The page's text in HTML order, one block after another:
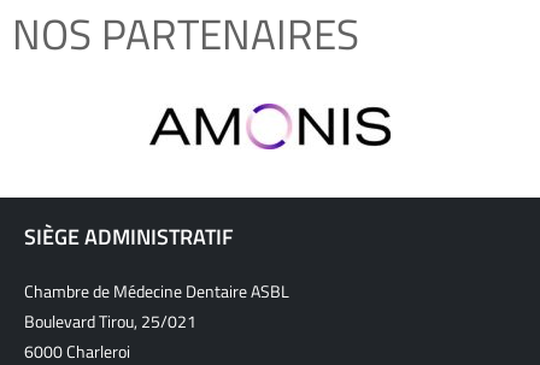
NOS PARTENAIRES
SIÈGE ADMINISTRATIF
Chambre de Médecine Dentaire ASBL
Boulevard Tirou, 25/021
6000 Charleroi